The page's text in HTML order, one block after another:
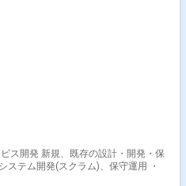
ス開発 新規、既存の設計・開発・保
ステム開発(スクラム)、保守運用 ・